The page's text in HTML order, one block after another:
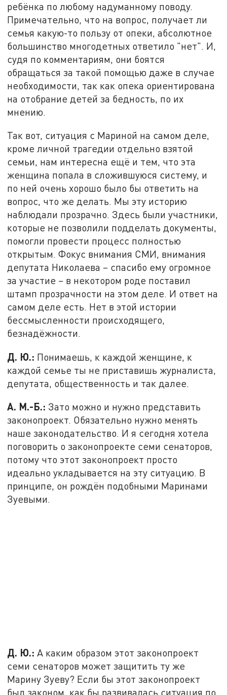
ребёнка по любому надуманному поводу.
Примечательно, что на вопрос, получает ли
семья какую-то пользу от опеки, абсолютное
большинство многодетных ответило "нет". И,
судя по комментариям, они боятся
обращаться за такой помощью даже в случае
необходимости, так как опека ориентирована
на отобрание детей за бедность, по их
мнению.
Так вот, ситуация с Мариной на самом деле,
кроме личной трагедии отдельно взятой
семьи, нам интересна ещё и тем, что эта
женщина попала в сложившуюся систему, и
по ней очень хорошо было бы ответить на
вопрос, что же делать. Мы эту историю
наблюдали прозрачно. Здесь были участники,
которые не позволили подделать документы,
помогли провести процесс полностью
открытым. Фокус внимания СМИ, внимания
депутата Николаева – спасибо ему огромное
за участие – в некотором роде поставил
штамп прозрачности на этом деле. И ответ на
самом деле есть. Нет в этой истории
бессмысленности происходящего,
безнадёжности.
Д. Ю.: Понимаешь, к каждой женщине, к
каждой семье ты не приставишь журналиста,
депутата, общественность и так далее.
А. М.-Б.: Зато можно и нужно представить
законопроект. Обязательно нужно менять
наше законодательство. И я сегодня хотела
поговорить о законопроекте семи сенаторов,
потому что этот законопроект просто
идеально укладывается на эту ситуацию. В
принципе, он рождён подобными Маринами
Зуевыми.
Д. Ю.: А каким образом этот законопроект
семи сенаторов может защитить ту же
Марину Зуеву? Если бы этот законопроект
был законом, как бы развивалась ситуация по